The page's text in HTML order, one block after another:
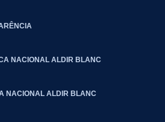
NACIONAL ALDIR BLANC
NACIONAL ALDIR BLANC